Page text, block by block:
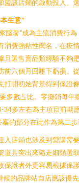
該店鋪的啟動投入、
生意”
囤著”成為主流消費
消費強粘性聞名，在
且選售賣品類經驗不
前六個月回壓下虧損
打開初始背景得到保
多數占比。零攤銷每
34多左右為主項目前
的部分在此作為第二
入店鋪也涉及到營講
具突出來隨走細類選
保證者外更容易根據
的品牌站自店應該優